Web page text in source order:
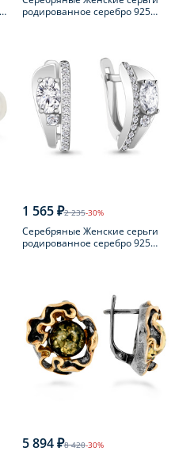
родированное серебро 925
1 565 ₽2 235-30%
Серебряные Женские серьги
родированное серебро 925
5 894 ₽8 420-30%